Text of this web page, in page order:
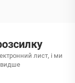
лист, і ми